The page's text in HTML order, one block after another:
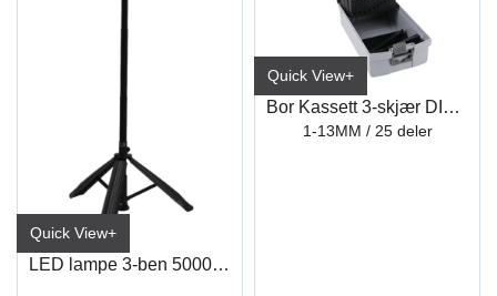
Quick View+
LED lampe 3-ben 5000 lumen
Quick View+
Bor Kassett 3-skjær DIN338
1-13MM / 25 deler